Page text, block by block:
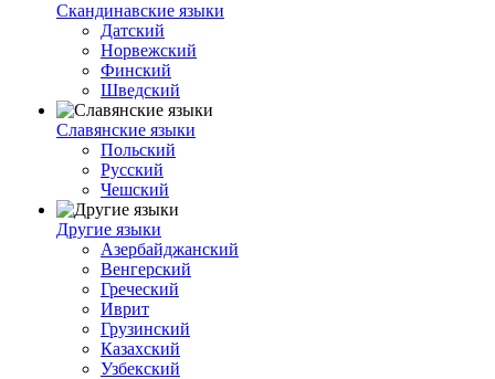
Скандинавские языки
Датский
Норвежский
Финский
Шведский
Славянские языки
Польский
Русский
Чешский
Другие языки
Азербайджанский
Венгерский
Греческий
Иврит
Грузинский
Казахский
Узбекский